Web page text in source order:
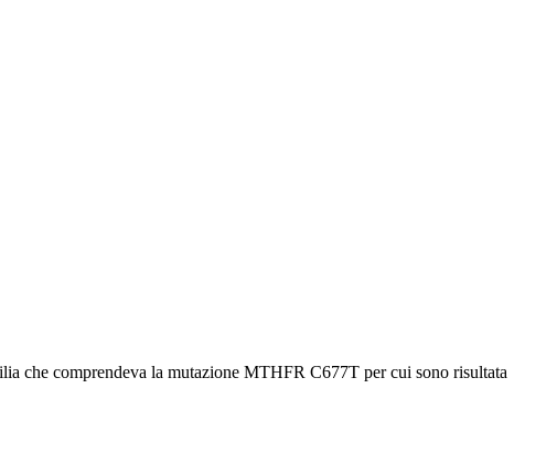
che comprendeva la mutazione MTHFR C677T per cui sono risultata